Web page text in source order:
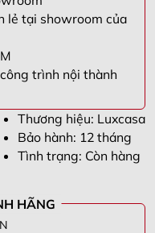
lẻ tại showroom của
trình nội thành
Thương hiệu: Luxcasa
Bảo hành: 12 tháng
Tình trạng: Còn hàng
HÃNG